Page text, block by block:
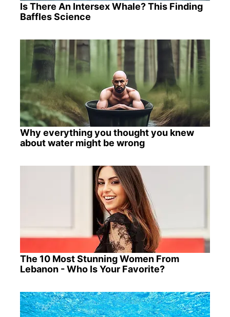
Is There An Intersex Whale? This Finding
Baffles Science
Why everything you thought you knew
about water might be wrong
The 10 Most Stunning Women From
Lebanon - Who Is Your Favorite?